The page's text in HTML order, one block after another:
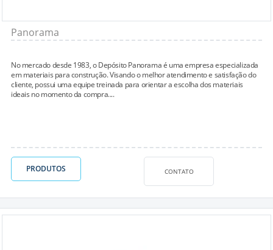
Panorama
No mercado desde 1983, o Depósito Panorama é uma empresa especializada
em materiais para construção. Visando o melhor atendimento e satisfação do
cliente, possui uma equipe treinada para orientar a escolha dos materiais
ideais no momento da compra....
PRODUTOS CONTATO